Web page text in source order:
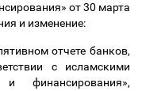
от 30 марта
и изменение:
отчете банков,
с исламскими
финансирования»,